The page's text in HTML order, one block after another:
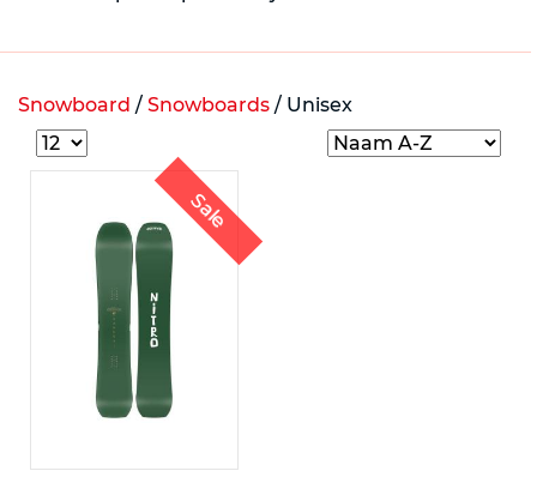
Snowboard / Snowboards / Unisex
Sale